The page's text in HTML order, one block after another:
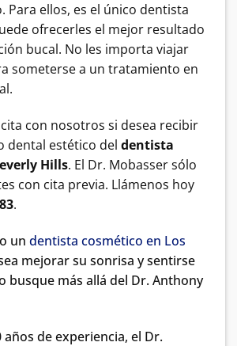
Para ellos, es el único dentista
ofrecerles el mejor resultado
bucal. No les importa viajar
someterse a un tratamiento en
con nosotros si desea recibir
dental estético del dentista
Hills. El Dr. Mobasser sólo
con cita previa. Llámenos hoy
.
un dentista cosmético en Los
mejorar su sonrisa y sentirse
busque más allá del Dr. Anthony
años de experiencia, el Dr.